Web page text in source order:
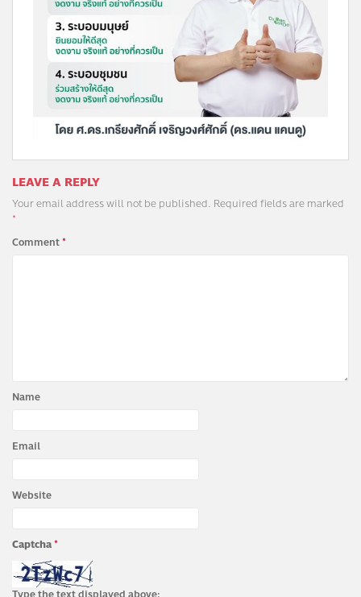
LEAVE A REPLY
Your email address will not be published. Required fields are marked
*
Comment*
Name
Email
Website
Captcha*